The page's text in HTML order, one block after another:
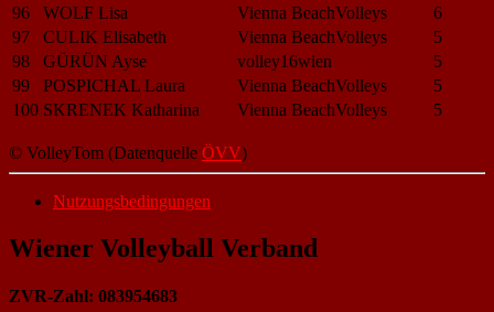
96
WOLF Lisa Vienna BeachVolleys
6
97
CULIK Elisabeth Vienna BeachVolleys
5
98
GÜRÜN Ayse volley16wien
5
99
POSPICHAL Laura Vienna BeachVolleys
5
100 SKRENEK Katharina Vienna BeachVolleys 5
© VolleyTom (Datenquelle ÖVV)
Nutzungsbedingungen
Wiener Volleyball Verband
ZVR-Zahl: 083954683